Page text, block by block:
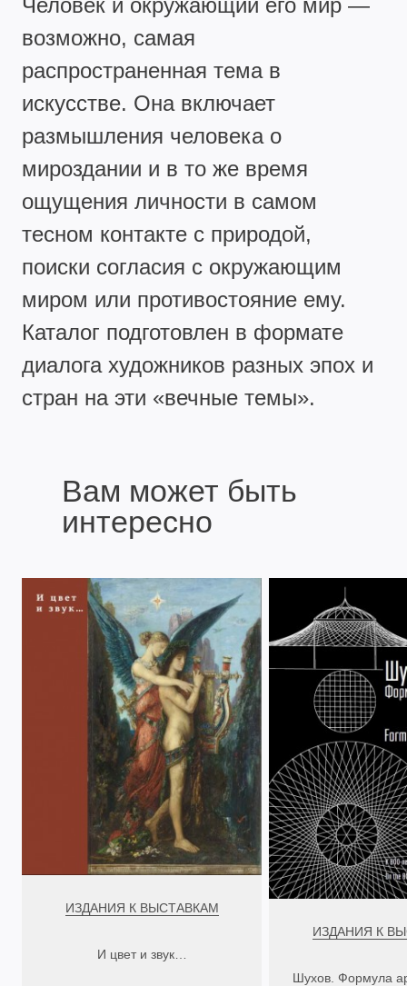
возможно, самая
распространенная тема в
искусстве. Она включает
размышления человека о
мироздании и в то же время
ощущения личности в самом
тесном контакте с природой,
поиски согласия с окружающим
миром или противостояние ему.
Каталог подготовлен в формате
диалога художников разных эпох и
стран на эти «вечные темы».
Вам может быть
интересно
ИЗДАНИЯ К ВЫСТАВКАМ
И цвет и звук…
ИЗДАНИЯ К
Шухов. Формула